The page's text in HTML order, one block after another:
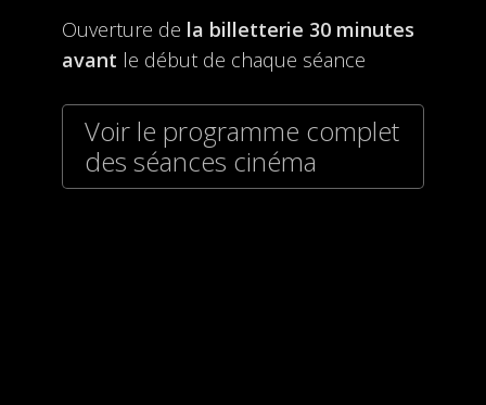
Ouverture de la billetterie 30 minutes
avant le début de chaque séance
Voir le programme complet
des séances cinéma